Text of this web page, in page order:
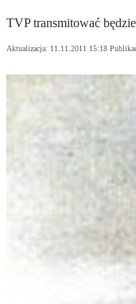
TVP transmitować
Aktualizacja: 11.11.2011 15:18